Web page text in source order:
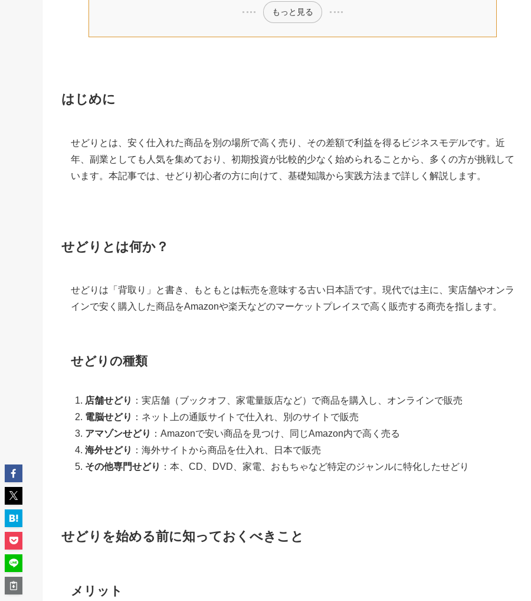
もっと見る
はじめに
せどりとは、安く仕入れた商品を別の場所で高く売り、その差額で利益を得るビジネスモデルです。近
年、副業としても人気を集めており、初期投資が比較的少なく始められることから、多くの方が挑戦して
います。本記事では、せどり初心者の方に向けて、基礎知識から実践方法まで詳しく解説します。
せどりとは何か？
せどりは「背取り」と書き、もともとは転売を意味する古い日本語です。現代では主に、実店舗やオンラ
インで安く購入した商品をAmazonや楽天などのマーケットプレイスで高く販売する商売を指します。
せどりの種類
店舗せどり ：実店舗（ブックオフ、家電量販店など）で商品を購入し、オンラインで販売
電脳せどり ：ネット上の通販サイトで仕入れ、別のサイトで販売
アマゾンせどり ：Amazonで安い商品を見つけ、同じAmazon内で高く売る
海外せどり ：海外サイトから商品を仕入れ、日本で販売
その他専門せどり ：本、CD、DVD、家電、おもちゃなど特定のジャンルに特化したせどり
せどりを始める前に知っておくべきこと
メリット